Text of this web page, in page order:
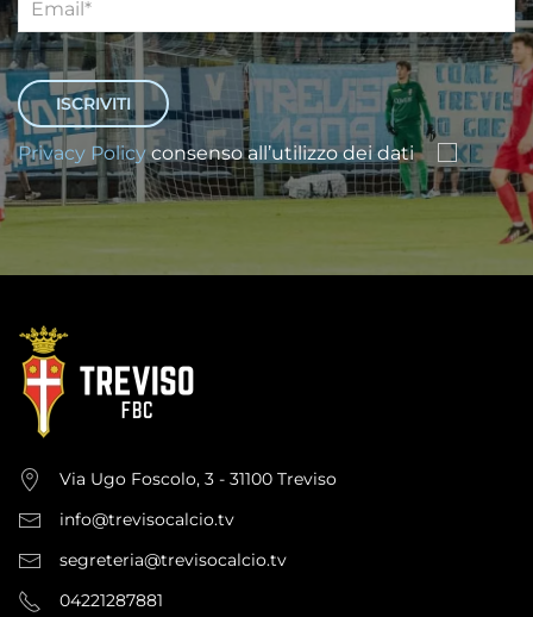
Privacy Policyconsenso all’utilizzo dei dati
Via Ugo Foscolo, 3 - 31100 Treviso
info@trevisocalcio.tv
segreteria@trevisocalcio.tv
04221287881